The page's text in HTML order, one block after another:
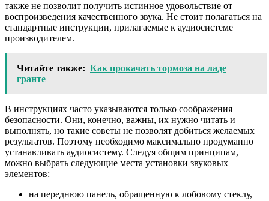
также не позволит получить истинное удовольствие от
воспроизведения качественного звука. Не стоит полагаться на
стандартные инструкции, прилагаемые к аудиосистеме
производителем.
Читайте также: Как прокачать тормоза на ладе
гранте
В инструкциях часто указываются только соображения
безопасности. Они, конечно, важны, их нужно читать и
выполнять, но такие советы не позволят добиться желаемых
результатов. Поэтому необходимо максимально продуманно
устанавливать аудиосистему. Следуя общим принципам,
можно выбрать следующие места установки звуковых
элементов:
на переднюю панель, обращенную к лобовому стеклу,